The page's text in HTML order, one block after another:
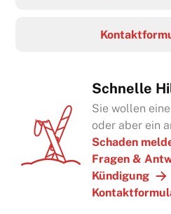
Schnelle
Sie wollen
oder aber ein
Schaden
Fragen &
Kündigung